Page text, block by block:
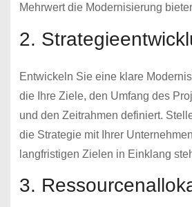
Mehrwert die Modernisierung
2.
Entwickeln Sie eine klare
die Ihre Ziele, den Umfang des
und den Zeitrahmen definiert.
die Strategie mit Ihrer
langfristigen Zielen in Einklang
3.